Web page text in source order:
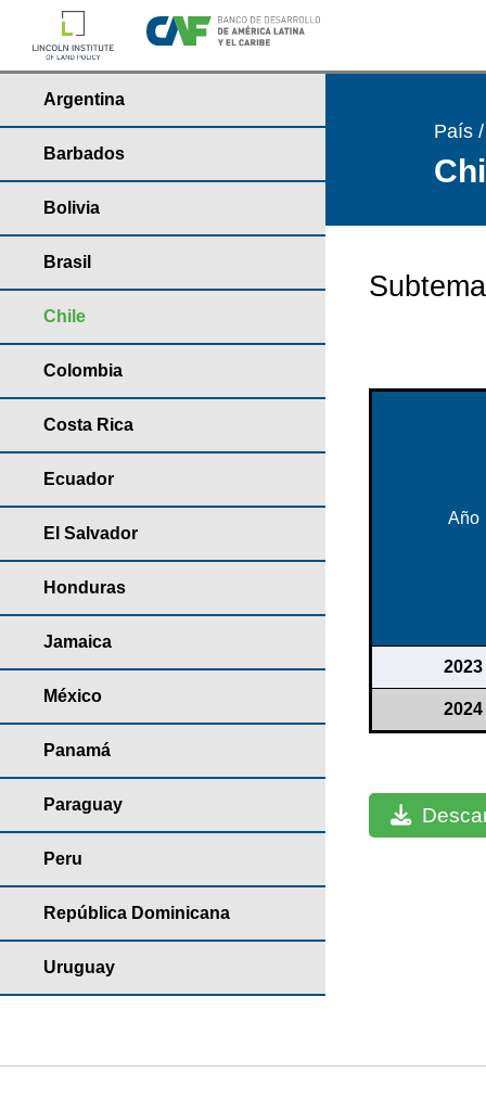
Argentina
Barbados
Bolivia
Brasil
Chile
Colombia
Costa Rica
Ecuador
El Salvador
Honduras
Jamaica
México
Panamá
Paraguay
Peru
República Dominicana
Uruguay
País
Año
2023
2024